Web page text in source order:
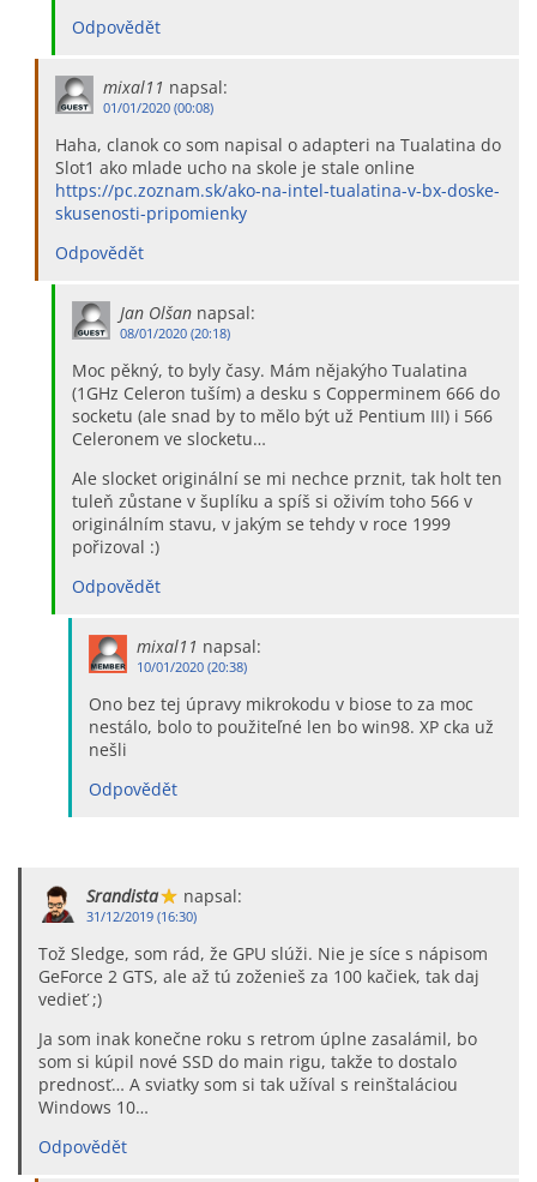
Odpovědět
mixal11 napsal:
01/01/2020 (00:08)
Haha, clanok co som napisal o adapteri na Tualatina do
Slot1 ako mlade ucho na skole je stale online
https://pc.zoznam.sk/ako-na-intel-tualatina-v-bx-doske-
skusenosti-pripomienky
Odpovědět
Jan Olšan napsal:
08/01/2020 (20:18)
Moc pěkný, to byly časy. Mám nějakýho Tualatina
(1GHz Celeron tuším) a desku s Copperminem 666 do
socketu (ale snad by to mělo být už Pentium III) i 566
Celeronem ve slocketu…
Ale slocket originální se mi nechce prznit, tak holt ten
tuleň zůstane v šuplíku a spíš si oživím toho 566 v
originálním stavu, v jakým se tehdy v roce 1999
pořizoval :)
Odpovědět
mixal11 napsal:
10/01/2020 (20:38)
Ono bez tej úpravy mikrokodu v biose to za moc
nestálo, bolo to použiteľné len bo win98. XP cka už
nešli
Odpovědět
Srandista napsal:
31/12/2019 (16:30)
Tož Sledge, som rád, že GPU slúži. Nie je síce s nápisom
GeForce 2 GTS, ale až tú zoženieš za 100 kačiek, tak daj
vedieť ;)
Ja som inak konečne roku s retrom úplne zasalámil, bo
som si kúpil nové SSD do main rigu, takže to dostalo
prednosť… A sviatky som si tak užíval s reinštaláciou
Windows 10…
Odpovědět